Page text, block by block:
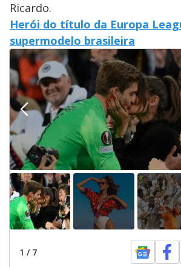
Ricardo.
Herói do título da Europa
supermodelo brasileira
1 / 7